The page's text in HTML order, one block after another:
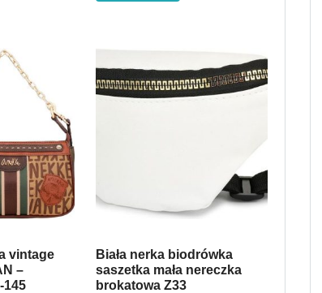
vintage
–
145
Biała nerka biodrówka
saszetka mała nereczka
brokatowa Z33